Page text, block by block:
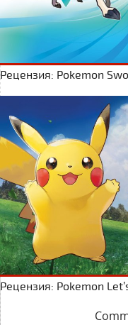
Рецензия: Pokemon
Рецензия: Pokemon